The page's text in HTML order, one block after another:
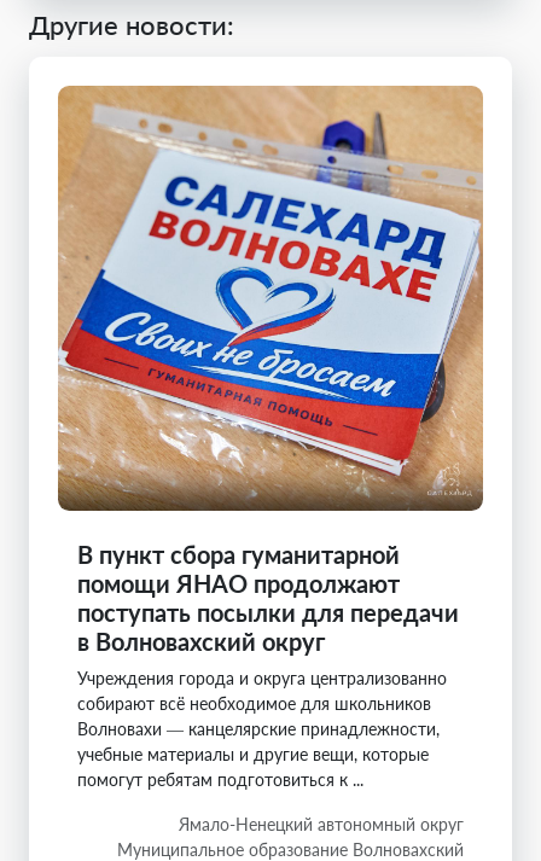
Другие новости:
В пункт сбора гуманитарной
помощи ЯНАО продолжают
поступать посылки для передачи
в Волновахский округ
Учреждения города и округа централизованно
собирают всё необходимое для школьников
Волновахи — канцелярские принадлежности,
учебные материалы и другие вещи, которые
помогут ребятам подготовиться к ...
Ямало-Ненецкий автономный округ
Муниципальное образование Волновахский